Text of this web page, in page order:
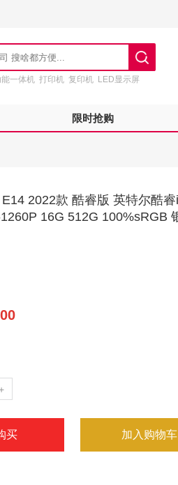
能一体机 打印机 复印机 LED显示屏
限时抢购
2022款 酷睿版 英特尔酷
16G 512G 100%sRGB
买 加入购物车